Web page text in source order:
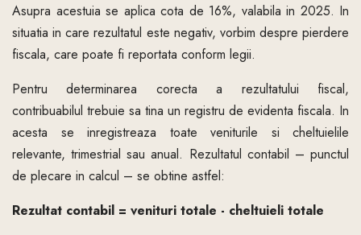
Asupra acestuia se aplica cota de 16%, valabila in 2025. In
situatia in care rezultatul este negativ, vorbim despre pierdere
fiscala, care poate fi reportata conform legii.
Pentru determinarea corecta a rezultatului fiscal,
contribuabilul trebuie sa tina un registru de evidenta fiscala. In
acesta se inregistreaza toate veniturile si cheltuielile
relevante, trimestrial sau anual. Rezultatul contabil – punctul
de plecare in calcul – se obtine astfel:
Rezultat contabil = venituri totale - cheltuieli totale